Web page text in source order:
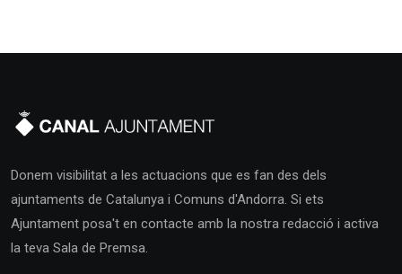
Donem visibilitat a les actuacions que es fan des dels
ajuntaments de Catalunya i Comuns d'Andorra. Si ets
Ajuntament posa't en contacte amb la nostra redacció i activa
la teva Sala de Premsa.